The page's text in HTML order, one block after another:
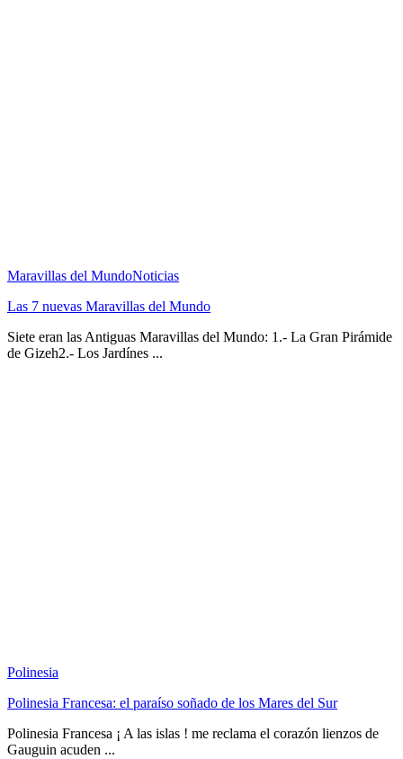
Maravillas del MundoNoticias
Las 7 nuevas Maravillas del Mundo
Siete eran las Antiguas Maravillas del Mundo: 1.- La Gran Pirámide
de Gizeh2.- Los Jardínes ...
Polinesia
Polinesia Francesa: el paraíso soñado de los Mares del Sur
Polinesia Francesa ¡ A las islas ! me reclama el corazón lienzos de
Gauguin acuden ...